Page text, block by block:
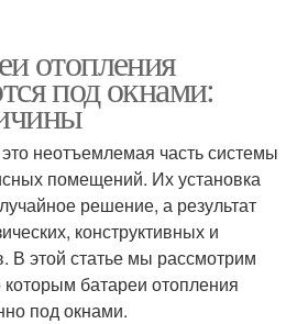
отопления
под окнами:
неотъемлемая часть системы
помещений. Их установка
решение, а результат
конструктивных и
В этой статье мы рассмотрим
батареи отопления
под окнами.